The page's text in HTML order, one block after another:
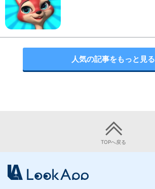
人気の記事をもっと見る
TOPへ戻る